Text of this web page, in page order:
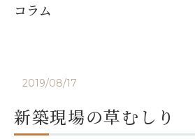
コラム
2019/08/17
新築現場の草むしり